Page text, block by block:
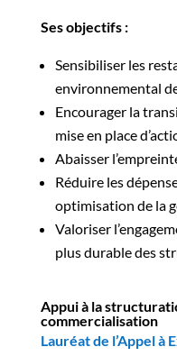
Ses objectifs :
Sensibiliser les
environnemental
Encourager la
mise en place
Abaisser
Réduire les
optimisation de la
Valoriser
plus durable des
Appui à la
commercialisation
Lauréat de l’Appel